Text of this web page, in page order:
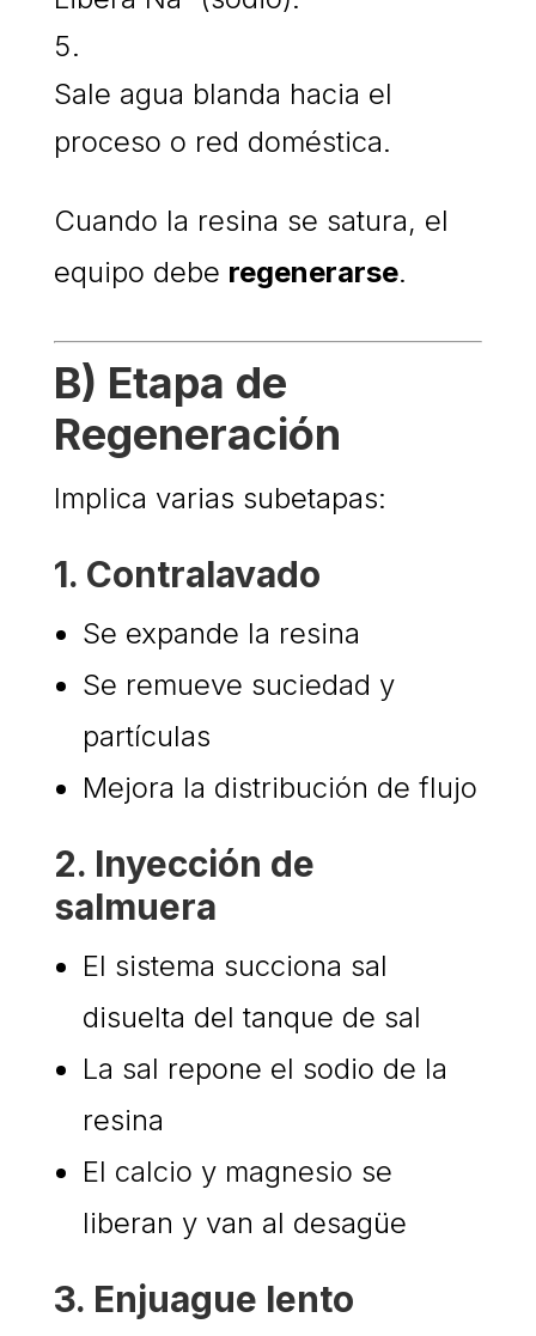
Sale agua blanda hacia el
proceso o red doméstica.
Cuando la resina se satura, el
equipo debe regenerarse.
B) Etapa de
Regeneración
Implica varias subetapas:
1. Contralavado
Se expande la resina
Se remueve suciedad y
partículas
Mejora la distribución de flujo
2. Inyección de
salmuera
El sistema succiona sal
disuelta del tanque de sal
La sal repone el sodio de la
resina
El calcio y magnesio se
liberan y van al desagüe
3. Enjuague lento